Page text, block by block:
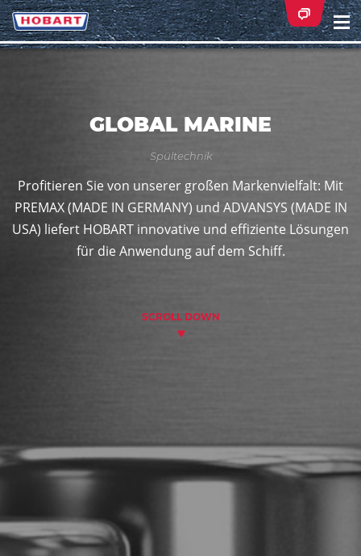
GLOBAL MARINE
Spültechnik
Profitieren Sie von unserer großen Markenvielfalt: Mit
PREMAX (MADE IN GERMANY) und ADVANSYS (MADE IN
USA) liefert HOBART innovative und effiziente Lösungen
für die Anwendung auf dem Schiff.
SCROLL DOWN